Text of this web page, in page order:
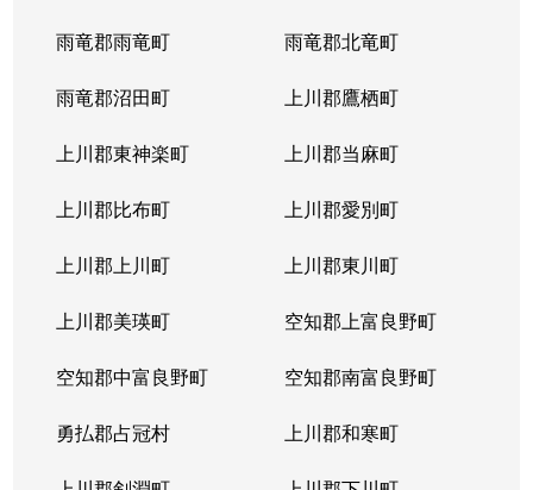
雨竜郡雨竜町 雨竜郡北竜町
雨竜郡沼田町 上川郡鷹栖町
上川郡東神楽町 上川郡当麻町
上川郡比布町 上川郡愛別町
上川郡上川町 上川郡東川町
上川郡美瑛町 空知郡上富良野町
空知郡中富良野町 空知郡南富良野町
勇払郡占冠村 上川郡和寒町